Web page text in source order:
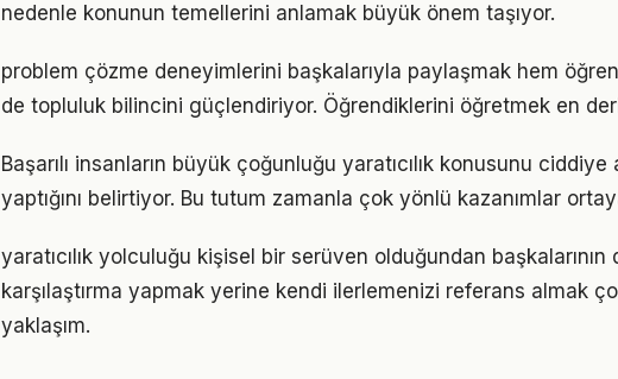
nedenle konunun temellerini anlamak büyük önem taşıyor.
problem çözme deneyimlerini başkalarıyla paylaşmak hem
de topluluk bilincini güçlendiriyor. Öğrendiklerini öğretmek en
Başarılı insanların büyük çoğunluğu yaratıcılık konusunu ciddiye
yaptığını belirtiyor. Bu tutum zamanla çok yönlü kazanımlar
yaratıcılık yolculuğu kişisel bir serüven olduğundan
karşılaştırma yapmak yerine kendi ilerlemenizi referans almak
yaklaşım.